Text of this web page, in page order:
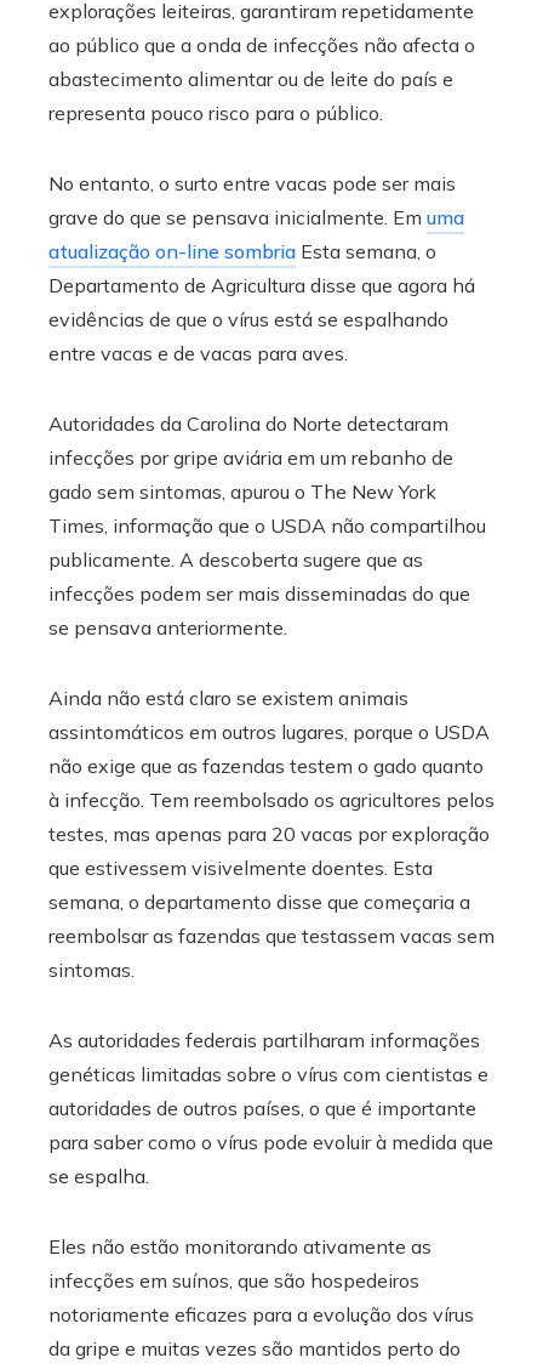
explorações leiteiras, garantiram repetidamente
ao público que a onda de infecções não afecta o
abastecimento alimentar ou de leite do país e
representa pouco risco para o público.
No entanto, o surto entre vacas pode ser mais
grave do que se pensava inicialmente. Em uma
atualização on-line sombria Esta semana, o
Departamento de Agricultura disse que agora há
evidências de que o vírus está se espalhando
entre vacas e de vacas para aves.
Autoridades da Carolina do Norte detectaram
infecções por gripe aviária em um rebanho de
gado sem sintomas, apurou o The New York
Times, informação que o USDA não compartilhou
publicamente. A descoberta sugere que as
infecções podem ser mais disseminadas do que
se pensava anteriormente.
Ainda não está claro se existem animais
assintomáticos em outros lugares, porque o USDA
não exige que as fazendas testem o gado quanto
à infecção. Tem reembolsado os agricultores pelos
testes, mas apenas para 20 vacas por exploração
que estivessem visivelmente doentes. Esta
semana, o departamento disse que começaria a
reembolsar as fazendas que testassem vacas sem
sintomas.
As autoridades federais partilharam informações
genéticas limitadas sobre o vírus com cientistas e
autoridades de outros países, o que é importante
para saber como o vírus pode evoluir à medida que
se espalha.
Eles não estão monitorando ativamente as
infecções em suínos, que são hospedeiros
notoriamente eficazes para a evolução dos vírus
da gripe e muitas vezes são mantidos perto do